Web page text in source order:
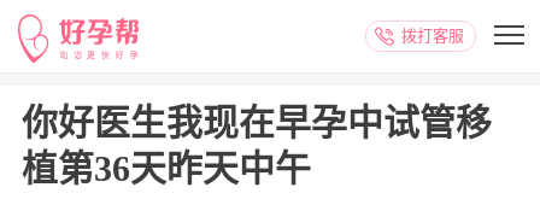
拨打客服
你好医生我现在早孕中试管移
植第36天昨天中午